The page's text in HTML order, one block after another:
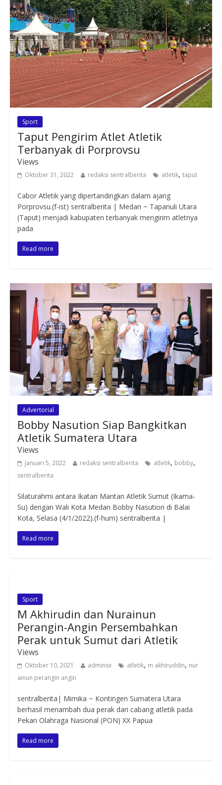
Sport
Taput Pengirim Atlet Atletik
Terbanyak di Porprovsu
Views
Oktober 31, 2022 redaksi sentralberita atletik, taput
Cabor Atletik yang dipertandingkan dalam ajang
Porprovsu.(f-ist) sentralberita | Medan ~ Tapanuli Utara
(Taput) menjadi kabupaten terbanyak mengirim atletnya
pada
Read more
Advertorial
Bobby Nasution Siap Bangkitkan
Atletik Sumatera Utara
Views
Januari 5, 2022 redaksi sentralberita atletik, bobby,
sentralberita
Silaturahmi antara Ikatan Mantan Atletik Sumut (Ikama-
Su) dengan Wali Kota Medan Bobby Nasution di Balai
Kota, Selasa (4/1/2022).(f-hum) sentralberita |
Read more
Sport
M Akhirudin dan Nurainun
Perangin-Angin Persembahkan
Perak untuk Sumut dari Atletik
Views
Oktober 10, 2021 adminsx atletik, m akhiruddin, nur
ainun perangin angin
sentralberita| Mimika ~ Kontingen Sumatera Utara
berhasil menambah dua perak dari cabang atletik pada
Pekan Olahraga Nasional (PON) XX Papua
Read more